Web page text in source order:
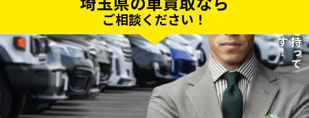
ご相談ください！
20秒で入力完了！